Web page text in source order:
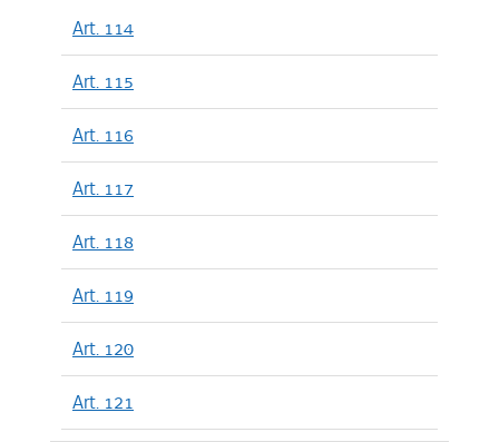
Art. 114
Art. 115
Art. 116
Art. 117
Art. 118
Art. 119
Art. 120
Art. 121